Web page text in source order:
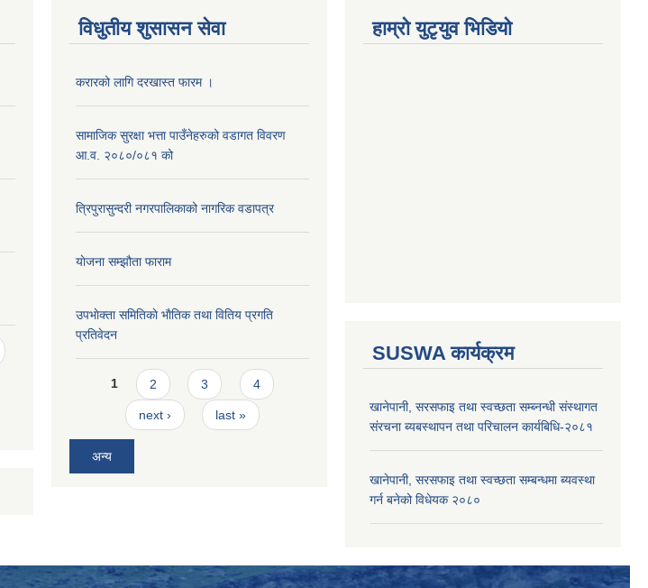
विधुतीय शुसासन सेवा
करारको लागि दरखास्त फारम ।
सामाजिक सुरक्षा भत्ता पाउँनेहरुको वडागत विवरण
आ.व. २०८०/०८१ को
त्रिपुरासुन्दरी नगरपालिकाको नागरिक वडापत्र
याेजना सम्झौता फाराम
उपभाेक्ता समितिकाे भाैतिक तथा वितिय प्रगति
प्रतिवेदन
Pages
1 2 3 4
next › last »
अन्य
हाम्राे युटृयुव भिडियाे
SUSWA कार्यक्रम
खानेपानी, सरसफाइ तथा स्वच्छता सम्ब्नन्धी संस्थागत
संरचना ब्यबस्थापन तथा परिचालन कार्यबिधि-२०८१
खानेपानी, सरसफाइ तथा स्वच्छता सम्बन्धमा ब्यवस्था
गर्न बनेको विधेयक २०८०